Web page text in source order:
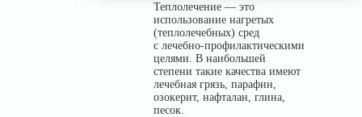
Теплолечение — это
использование нагретых
(теплолечебных) сред
с лечебно-профилактическими
целями. В наибольшей
степени такие качества имеют
лечебная грязь, парафин,
озокерит, нафталан, глина,
песок.